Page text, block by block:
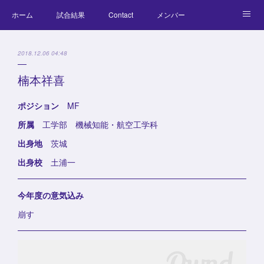
ホーム 試合結果 Contact メンバー
2018.12.06 04:48
楠本祥喜
ポジション MF
所属 工学部 機械知能・航空工学科
出身地茨城
出身校 土浦一
今年度の意気込み
崩す